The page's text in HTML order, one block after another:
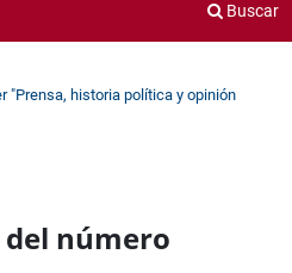
Buscar
"Prensa, historia política y opinión
número